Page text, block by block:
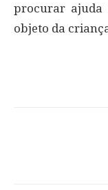
procurar ajuda
objeto da